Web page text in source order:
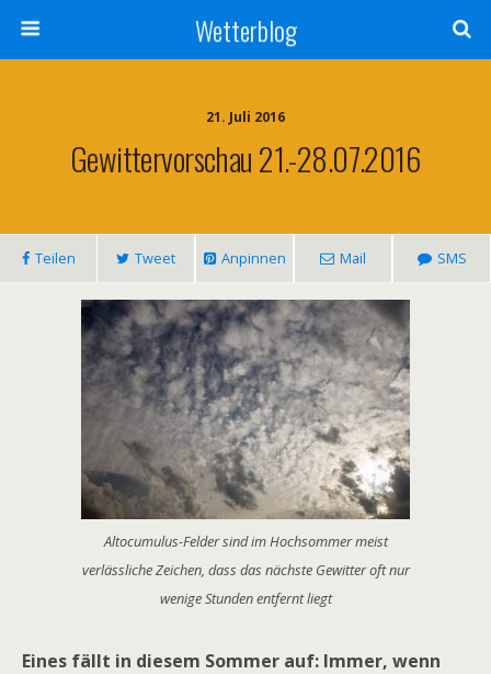
Wetterblog
21. Juli 2016
Gewittervorschau 21.-28.07.2016
Teilen Tweet Anpinnen Mail SMS
Altocumulus-Felder sind im Hochsommer meist
verlässliche Zeichen, dass das nächste Gewitter oft nur
wenige Stunden entfernt liegt
Eines fällt in diesem Sommer auf: Immer, wenn